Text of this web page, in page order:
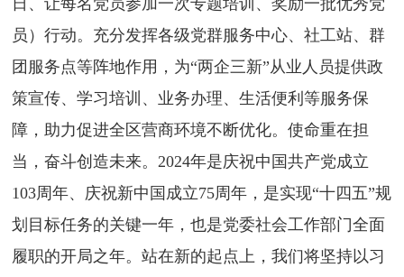
员）行动。充分发挥各级党群服务中心、社工站、群
团服务点等阵地作用，为“两企三新”从业人员提供政
策宣传、学习培训、业务办理、生活便利等服务保
障，助力促进全区营商环境不断优化。使命重在担
当，奋斗创造未来。2024年是庆祝中国共产党成立
103周年、庆祝新中国成立75周年，是实现“十四五”规
划目标任务的关键一年，也是党委社会工作部门全面
履职的开局之年。站在新的起点上，我们将坚持以习